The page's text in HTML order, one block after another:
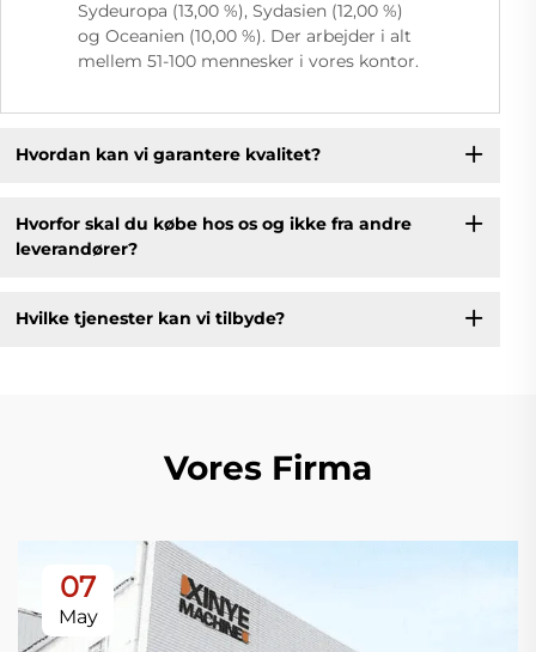
Sydeuropa (13,00 %), Sydasien (12,00 %)
og Oceanien (10,00 %). Der arbejder i alt
mellem 51-100 mennesker i vores kontor.
Hvordan kan vi garantere kvalitet?
Hvorfor skal du købe hos os og ikke fra andre
leverandører?
Hvilke tjenester kan vi tilbyde?
Vores Firma
07
May